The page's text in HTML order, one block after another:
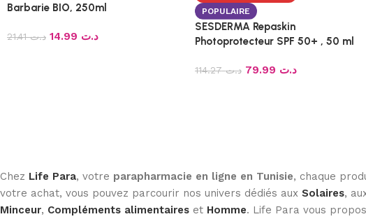
Barbarie BIO, 250ml
د.ت21.41 د.ت
POPULAIRE
SESDERMA Repaskin
Photoprotecteur SPF 50+ , 50 ml
د.ت114.27 د.ت
Chez Life Para, votre parapharmacie en ligne en Tunisie, chaque
votre achat, vous pouvez parcourir nos univers dédiés aux Solaires,
Minceur, Compléments alimentaires et Homme. Life Para vous